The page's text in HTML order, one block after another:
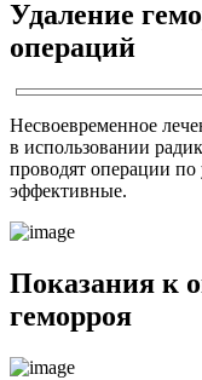
Удаление
операций
Несвоевременное
в использовании
проводят операции
эффективные.
Показания к
геморроя